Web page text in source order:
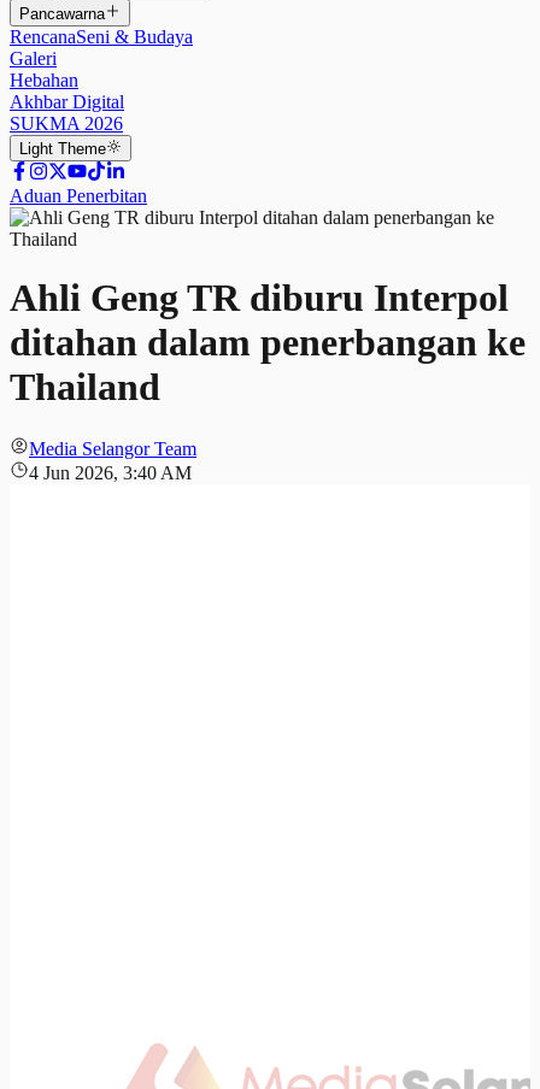
Pancawarna
RencanaSeni & Budaya
Galeri
Hebahan
Akhbar Digital
SUKMA 2026
Light Theme
Aduan Penerbitan
Ahli Geng TR diburu Interpol
ditahan dalam penerbangan ke
Thailand
Media Selangor Team
4 Jun 2026, 3:40 AM